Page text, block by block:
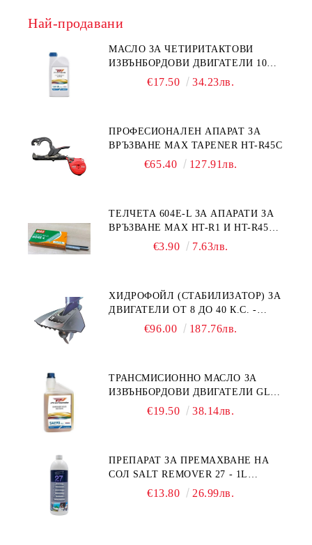
Най-продавани
МАСЛО ЗА ЧЕТИРИТАКТОВИ
ИЗВЪНБОРДОВИ ДВИГАТЕЛИ 10W-
30 HONDA MARINE 08221-999-
€17.50 34.23лв.
ПРОФЕСИОНАЛЕН АПАРАТ ЗА
ВРЪЗВАНЕ MAX TAPENER HT-R45C
€65.40 127.91лв.
ТЕЛЧЕТА 604E-L ЗА АПАРАТИ ЗА
ВРЪЗВАНЕ MAX HT-R1 И HT-R45C
€3.90 7.63лв.
ХИДРОФОЙЛ (СТАБИЛИЗАТОР) ЗА
ДВИГАТЕЛИ ОТ 8 ДО 40 К.С. -
УНИВЕРСАЛЕН SE SPORT 200
€96.00 187.76лв.
ТРАНСМИСИОННО МАСЛО ЗА
ИЗВЪНБОРДОВИ ДВИГАТЕЛИ GL4
HONDA MARINE 08251-999-102PRO
€19.50 38.14лв.
ПРЕПАРАТ ЗА ПРЕМАХВАНЕ НА
СОЛ SALT REMOVER 27 - 1L
NAUTIC CLEAN
€13.80 26.99лв.